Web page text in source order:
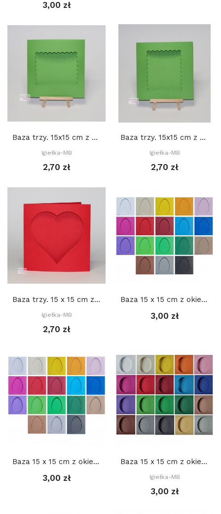
3,00 zł
Baza trzy. 15x15 cm z okienkiem: Prostokąt...
Igiełka-MB
2,70 zł
Baza trzy. 15x15 cm z okienkiem: Prostokąt...
Igiełka-MB
2,70 zł
Baza trzy. 15 x 15 cm z okienkiem: Serce 12 x...
Igiełka-MB
2,70 zł
Baza 15 x 15 cm z okienkiem JAJKO 8,7 x 12,4...
3,00 zł
Baza 15 x 15 cm z okienkiem JAJKO 8,7 x 12,4...
3,00 zł
Baza 15 x 15 cm z okienkiem OWAL DEKORACYJNY...
Igiełka-MB
3,00 zł